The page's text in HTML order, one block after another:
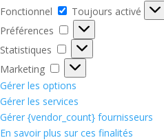
Fonctionnel
Fonctionnel
Toujours activé
Préférences
Préférences
Statistiques
Statistiques
Marketing
Marketing
Gérer les options
Gérer les services
Gérer {vendor_count} fournisseurs
En savoir plus sur ces finalités